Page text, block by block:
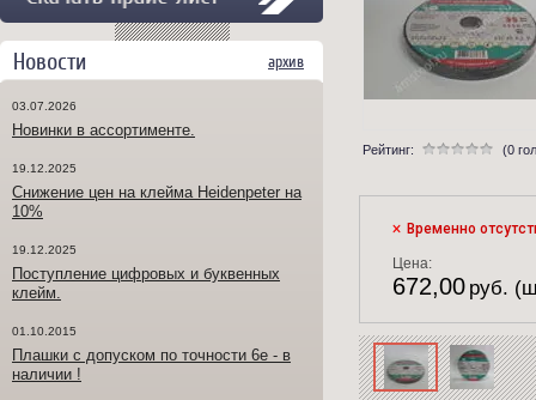
Рейтинг: (0
Временно
Цена:
672,00 руб.
Новости архив
03.07.2026
Новинки в ассортименте.
19.12.2025
Снижение цен на клейма Heidenpeter на
10%
19.12.2025
Поступление цифровых и буквенных
клейм.
01.10.2015
Плашки с допуском по точности 6е - в
наличии !